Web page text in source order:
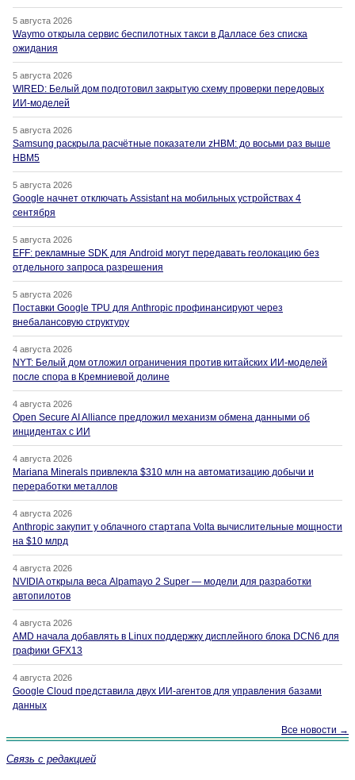
5 августа 2026
Waymo открыла сервис беспилотных такси в Далласе без списка
ожидания
5 августа 2026
WIRED: Белый дом подготовил закрытую схему проверки передовых
ИИ-моделей
5 августа 2026
Samsung раскрыла расчётные показатели zHBM: до восьми раз выше
HBM5
5 августа 2026
Google начнет отключать Assistant на мобильных устройствах 4
сентября
5 августа 2026
EFF: рекламные SDK для Android могут передавать геолокацию без
отдельного запроса разрешения
5 августа 2026
Поставки Google TPU для Anthropic профинансируют через
внебалансовую структуру
4 августа 2026
NYT: Белый дом отложил ограничения против китайских ИИ-моделей
после спора в Кремниевой долине
4 августа 2026
Open Secure AI Alliance предложил механизм обмена данными об
инцидентах с ИИ
4 августа 2026
Mariana Minerals привлекла $310 млн на автоматизацию добычи и
переработки металлов
4 августа 2026
Anthropic закупит у облачного стартапа Volta вычислительные мощности
на $10 млрд
4 августа 2026
NVIDIA открыла веса Alpamayo 2 Super — модели для разработки
автопилотов
4 августа 2026
AMD начала добавлять в Linux поддержку дисплейного блока DCN6 для
графики GFX13
4 августа 2026
Google Cloud представила двух ИИ-агентов для управления базами
данных
Все новости →
Связь с редакцией